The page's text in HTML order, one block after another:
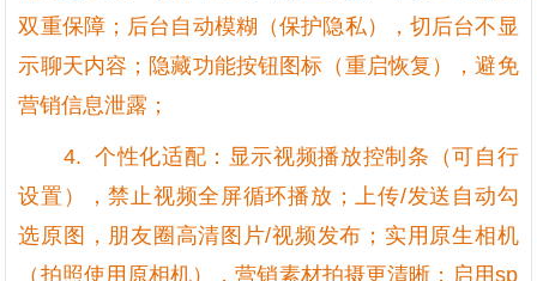
双重保障；后台自动模糊（保护隐私），切后台不显
示聊天内容；隐藏功能按钮图标（重启恢复），避免
营销信息泄露；
4. 个性化适配：显示视频播放控制条（可自行
设置），禁止视频全屏循环播放；上传/发送自动勾
选原图，朋友圈高清图片/视频发布；实用原生相机
（拍照使用原相机），营销素材拍摄更清晰；启用sp